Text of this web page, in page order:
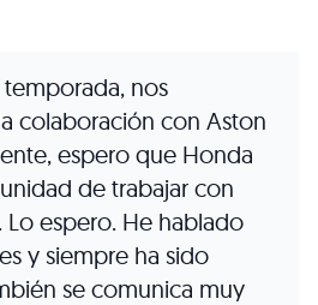
nos
colaboración con Aston
espero que Honda
de trabajar con
Lo espero. He hablado
y siempre ha sido
se comunica muy